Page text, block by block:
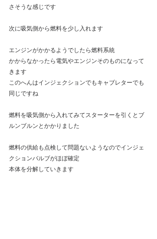
さそうな感じです
次に吸気側から燃料を少し入れます
エンジンがかかるようでしたら燃料系統
かからなかったら電気やエンジンそのものになって
きます
このへんはインジェクションでもキャブレターでも
同じですね
燃料を吸気側から入れてみてスターターを引くとブ
ルンブルンとかかりました
燃料の供給も点検して問題ないようなのでインジェ
クションバルブがほぼ確定
本体を分解していきます